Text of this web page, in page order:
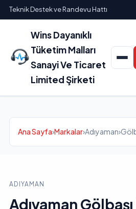
Teknik Destek ve Randevu Hattı
Wins Dayanıklı
Tüketim Malları
Sanayi Ve Ticaret
Limited Şirketi
Ana Sayfa›Markalar›Adıyaman›
ADIYAMAN
Adıyaman